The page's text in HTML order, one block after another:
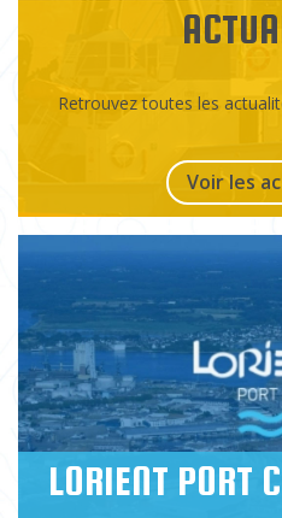
Retrouvez toutes les
Voir les
LORIENT PORT